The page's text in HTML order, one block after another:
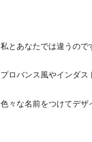
私とあなたでは違うので
プロバンス風やインダス
色々な名前をつけてデザ